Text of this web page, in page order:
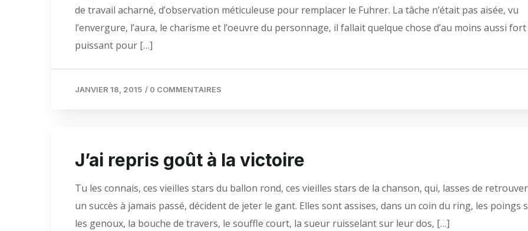
de travail acharné, d’observation méticuleuse pour remplacer le Fuhrer. La tâche n’était pas aisée, vu
l’envergure, l’aura, le charisme et l’oeuvre du personnage, il fallait quelque chose d’au moins aussi
puissant pour […]
JANVIER 18, 2015 / 0 COMMENTAIRES
J’ai repris goût à la victoire
Tu les connais, ces vieilles stars du ballon rond, ces vieilles stars de la chanson, qui, lasses de retrouver
un succès à jamais passé, décident de jeter le gant. Elles sont assises, dans un coin du ring, les poings
les genoux, la bouche de travers, le souffle court, la sueur ruisselant sur leur dos, […]